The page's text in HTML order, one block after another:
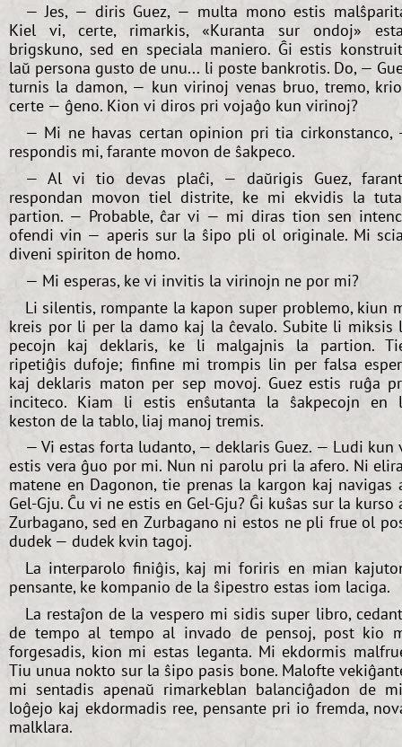
— Jes, — diris Guez, — multa mono estis
Kiel vi, certe, rimarkis, «Kuranta sur ondoj»
brigskuno, sed en speciala maniero. Ĝi estis
laŭ persona gusto de unu... li poste bankrotis. Do, —
turnis la damon, — kun virinoj venas bruo, tremo,
certe — ĝeno. Kion vi diros pri vojaĝo kun virinoj?
— Mi ne havas certan opinion pri tia cirkonstanco,
respondis mi, farante movon de ŝakpeco.
— Al vi tio devas plaĉi, — daŭrigis Guez,
respondan movon tiel distrite, ke mi ekvidis la
partion. — Probable, ĉar vi — mi diras tion sen
ofendi vin — aperis sur la ŝipo pli ol originale. Mi
diveni spiriton de homo.
— Mi esperas, ke vi invitis la virinojn ne por mi?
Li silentis, rompante la kapon super problemo, kiun
kreis por li per la damo kaj la ĉevalo. Subite li miksis
pecojn kaj deklaris, ke li malgajnis la partion.
ripetiĝis dufoje; finfine mi trompis lin per falsa
kaj deklaris maton per sep movoj. Guez estis ruĝa
inciteco. Kiam li estis enŝutanta la ŝakpecojn en
keston de la tablo, liaj manoj tremis.
— Vi estas forta ludanto, — deklaris Guez. — Ludi kun
estis vera ĝuo por mi. Nun ni parolu pri la afero. Ni
matene en Dagonon, tie prenas la kargon kaj navigas
Gel-Gju. Ĉu vi ne estis en Gel-Gju? Ĝi kuŝas sur la kurso
Zurbagano, sed en Zurbagano ni estos ne pli frue ol
dudek — dudek kvin tagoj.
La interparolo finiĝis, kaj mi foriris en mian
pensante, ke kompanio de la ŝipestro estas iom laciga.
La restaĵon de la vespero mi sidis super libro,
de tempo al tempo al invado de pensoj, post kio
forgesadis, kion mi estas leganta. Mi ekdormis
Tiu unua nokto sur la ŝipo pasis bone. Malofte
mi sentadis apenaŭ rimarkeblan balanciĝadon de
loĝejo kaj ekdormadis ree, pensante pri io fremda,
malklara.